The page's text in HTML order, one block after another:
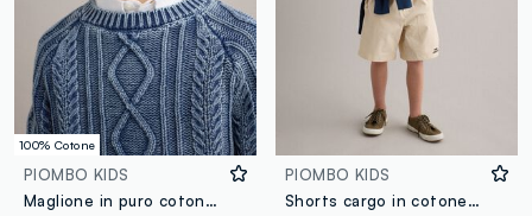
100% Cotone
PIOMBO KIDS
Maglione in puro cotone blu da bambino regular fit con design a maglia
PIOMBO KIDS
Shorts cargo in cotone elasticizzato beige da bambino baggy fit